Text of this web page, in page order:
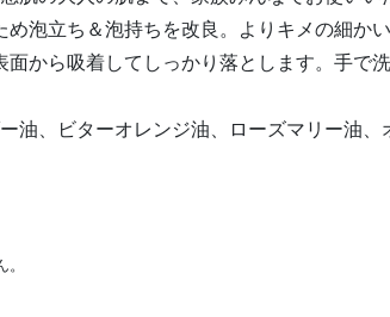
泡立ち＆泡持ちを改良。よりキメの細か
から吸着してしっかり落とします。手で
油、ビターオレンジ油、ローズマリー油